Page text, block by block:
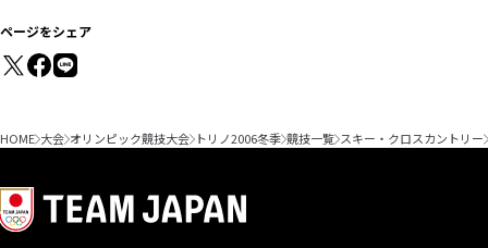
ページをシェア
HOME 大会 オリンピック競技大会 トリノ2006冬季 競技一覧 スキー・クロスカントリー